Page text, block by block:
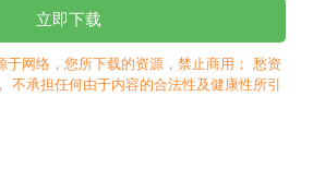
立即下载
于网络，您所下载的资源，禁止商用； 愁资
不承担任何由于内容的合法性及健康性所引